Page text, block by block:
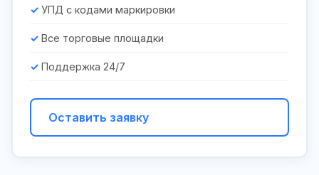
УПД с кодами маркировки
Все торговые площадки
Поддержка 24/7
Оставить заявку